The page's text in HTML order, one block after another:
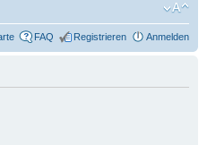
FAQ Registrieren Anmelden